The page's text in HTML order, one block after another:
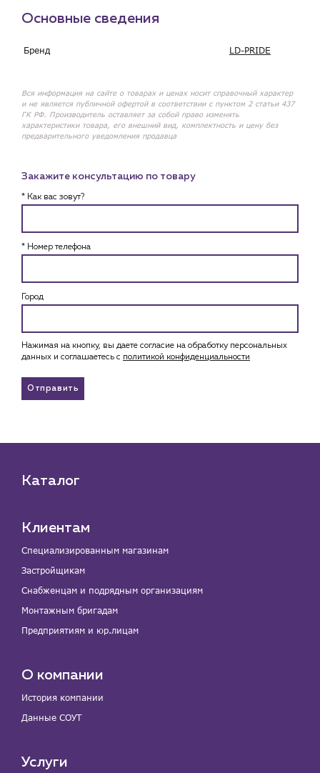
Основные сведения
Бренд LD-PRIDE
Вся информация на сайте о товарах и ценах носит справочный характер
и не является публичной офертой в соответствии с пунктом 2 статьи 437
ГК РФ. Производитель оставляет за собой право изменять
характеристики товара, его внешний вид, комплектность и цену без
предварительного уведомления продавца
Закажите консультацию по товару
* Как вас зовут?
* Номер телефона
Город
Нажимая на кнопку, вы даете согласие на обработку персональных
данных и соглашаетесь c политикой конфиденциальности
Отправить
Каталог
Клиентам
Специализированным магазинам
Застройщикам
Снабженцам и подрядным организациям
Монтажным бригадам
Предприятиям и юр.лицам
О компании
История компании
Данные СОУТ
Услуги